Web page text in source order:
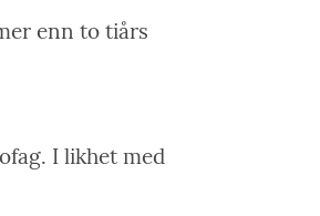
enn to tiårs
I likhet med